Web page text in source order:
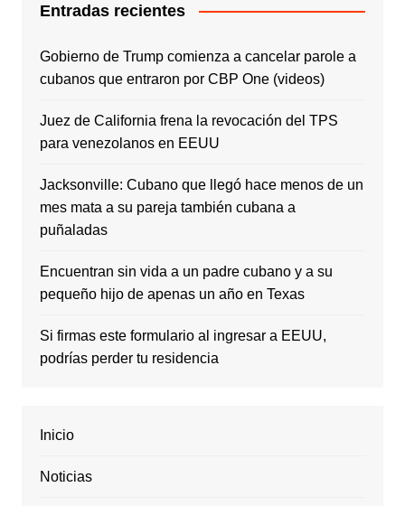
Entradas recientes
Gobierno de Trump comienza a cancelar parole a
cubanos que entraron por CBP One (videos)
Juez de California frena la revocación del TPS
para venezolanos en EEUU
Jacksonville: Cubano que llegó hace menos de un
mes mata a su pareja también cubana a
puñaladas
Encuentran sin vida a un padre cubano y a su
pequeño hijo de apenas un año en Texas
Si firmas este formulario al ingresar a EEUU,
podrías perder tu residencia
Inicio
Noticias